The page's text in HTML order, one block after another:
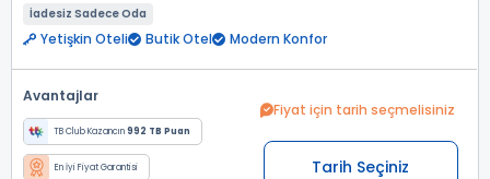
İadesiz Sadece Oda
Yetişkin Oteli Butik Otel Modern Konfor
Avantajlar
TB Club Kazancın992 TB Puan
En İyi Fiyat Garantisi
Fiyat için tarih seçmelisiniz
Tarih Seçiniz